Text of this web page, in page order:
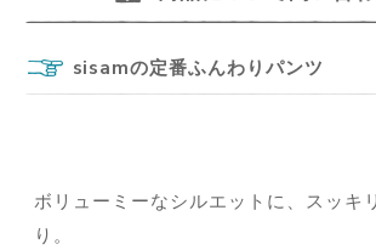
sisamの定番ふんわりパンツ
ボリューミーなシルエットに、スッキ
り。